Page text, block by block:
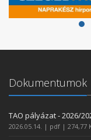
Dokumentumok
TAO pályázat - 2026/
2026.05.14. | pdf | 274,77